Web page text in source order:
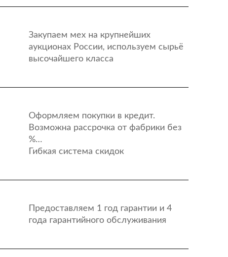
Закупаем мех на крупнейших
аукционах России, используем сырьё
высочайшего класса
Оформляем покупки в кредит.
Возможна рассрочка от фабрики без
%…
Гибкая система скидок
Предоставляем 1 год гарантии и 4
года гарантийного обслуживания